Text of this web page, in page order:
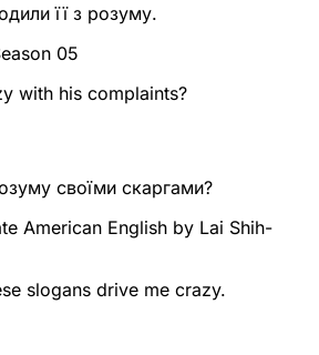
її з розуму.
05
with his complaints?
своїми скаргами?
American English by Lai Shih-
slogans drive me crazy.